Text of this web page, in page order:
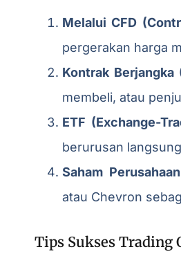
Melalui CFD
pergerakan harga
Kontrak Berjangka
membeli, atau
ETF (Exchange-
berurusan
Saham
atau Chevron
Tips Sukses Trading